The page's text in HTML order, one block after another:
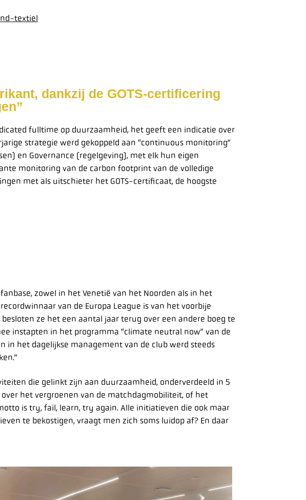
textiel
dankzij de GOTS-certificering
fulltime op duurzaamheid, het geeft een indicatie over
strategie werd gekoppeld aan “continuous monitoring”
en Governance (regelgeving), met elk hun eigen
monitoring van de carbon footprint van de volledige
met als uitschieter het GOTS-certificaat, de hoogste
zowel in het Venetië van het Noorden als in het
van de Europa League is van het voorbije
ze het een aantal jaar terug over een andere boeg te
instapten in het programma “climate neutral now” van de
in het dagelijkse management van de club werd steeds
die gelinkt zijn aan duurzaamheid, onderverdeeld in 5
over het vergroenen van de matchdagmobiliteit, of het
is try, fail, learn, try again. Alle initiatieven die ook maar
te bekostigen, vraagt men zich soms luidop af? En daar